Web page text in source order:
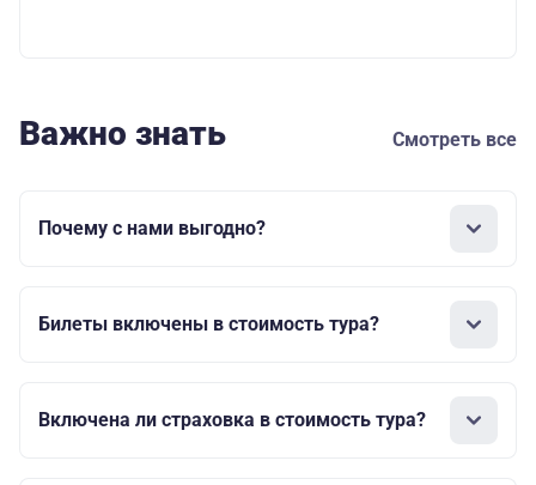
Важно знать Смотреть все
Почему с нами выгодно?
Билеты включены в стоимость тура?
Включена ли страховка в стоимость тура?